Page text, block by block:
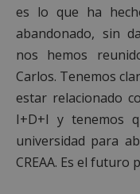
es lo que ha
abandonado, sin
nos hemos
Carlos. Tenemos
estar relacionado
I+D+I y tenemos
universidad para
CREAA. Es el futuro
Las cookies
funcionalidad
inicio de
El sitio web no
las cookies